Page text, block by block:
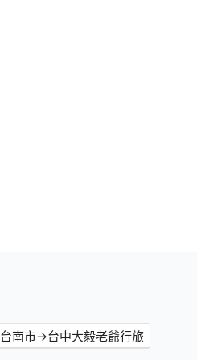
台南市→台中大毅老爺行旅